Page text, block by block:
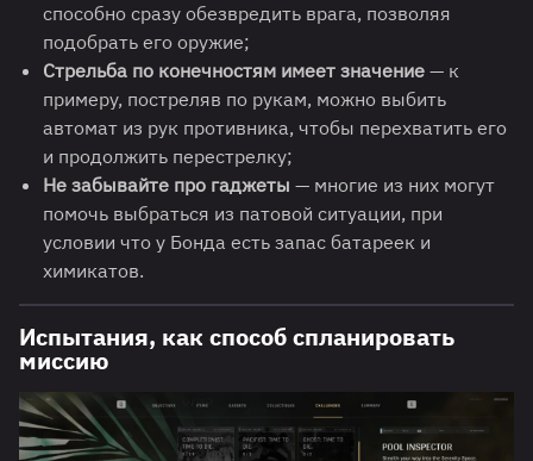
способно сразу обезвредить врага, позволяя
подобрать его оружие;
Стрельба по конечностям имеет значение — к
примеру, постреляв по рукам, можно выбить
автомат из рук противника, чтобы перехватить его
и продолжить перестрелку;
Не забывайте про гаджеты — многие из них могут
помочь выбраться из патовой ситуации, при
условии что у Бонда есть запас батареек и
химикатов.
Испытания, как способ спланировать
миссию